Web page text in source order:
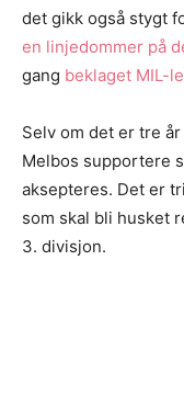
det gikk også stygt
en linjedommer på
gang beklaget MIL-
Selv om det er tre
Melbos supportere
aksepteres. Det er
som skal bli husket
3. divisjon.